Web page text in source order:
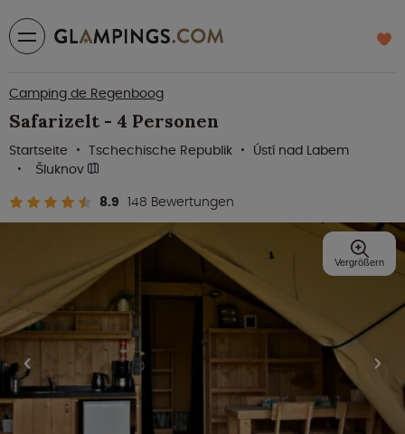
Camping de Regenboog
Safarizelt - 4 Personen
8.9 148 Bewertungen
Startseite Tschechische Republik
Ústí nad Labem
Šluknov
Vergrößern